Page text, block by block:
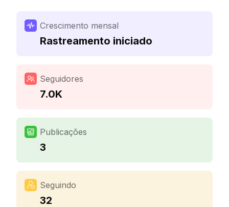
Crescimento mensal
Rastreamento iniciado
Seguidores
7.0K
Publicações
3
Seguindo
32